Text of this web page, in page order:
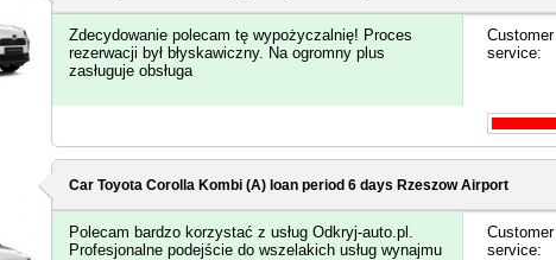
Zdecydowanie polecam tę wypożyczalnię! Proces
rezerwacji był błyskawiczny. Na ogromny plus
zasługuje obsługa
Customer
service:
Car Toyota Corolla Kombi (A) loan period 6 days Rzeszow Airport
Polecam bardzo korzystać z usług Odkryj-auto.pl.
Profesjonalne podejście do wszelakich usług wynajmu
Customer
service: